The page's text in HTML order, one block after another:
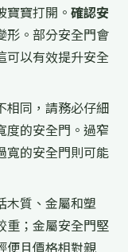
寶寶打開。 確認安
形。部分安全門會
可以有效提升安全
相同，請務必仔細
度的安全門。過窄
寬的安全門則可能
木質、金屬和塑
重；金屬安全門堅
便且價格相對親